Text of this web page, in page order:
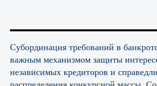
Субординация требований в
важным механизмом защиты
независимых кредиторов и
Пройти онлайн-тест